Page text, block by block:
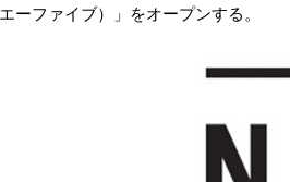
エーファイブ）」をオープンする。